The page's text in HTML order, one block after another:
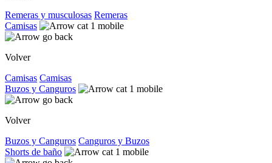
Remeras y musculosas Remeras
Camisas
Volver
Camisas Camisas
Buzos y Canguros
Volver
Buzos y Canguros Canguros y Buzos
Shorts de baño